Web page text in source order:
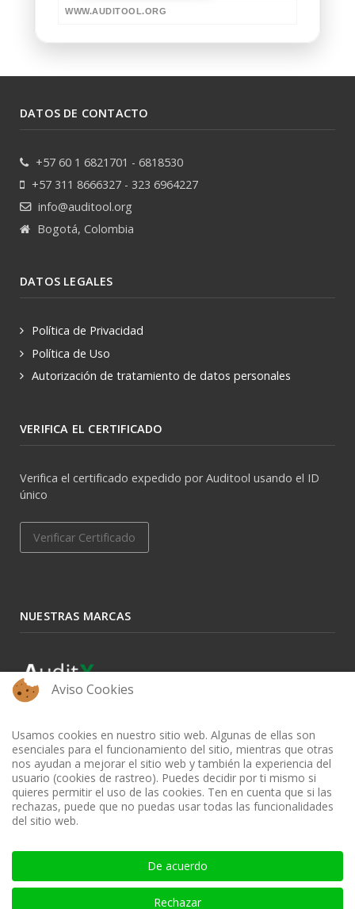
WWW.AUDITOOL.ORG
DATOS DE CONTACTO
+57 60 1 6821701 - 6818530
+57 311 8666327 - 323 6964227
info@auditool.org
Bogotá, Colombia
DATOS LEGALES
Política de Privacidad
Política de Uso
Autorización de tratamiento de datos personales
VERIFICA EL CERTIFICADO
Verifica el certificado expedido por Auditool usando el ID
único
Verificar Certificado
NUESTRAS MARCAS
BIBLIOTECA AUDITOOL - ISSN: 2665-1696 y 2665-3508
Aviso Cookies
Usamos cookies en nuestro sitio web. Algunas de ellas son
esenciales para el funcionamiento del sitio, mientras que otras
nos ayudan a mejorar el sitio web y también la experiencia del
usuario (cookies de rastreo). Puedes decidir por ti mismo si
quieres permitir el uso de las cookies. Ten en cuenta que si las
rechazas, puede que no puedas usar todas las funcionalidades
del sitio web.
De acuerdo
Rechazar